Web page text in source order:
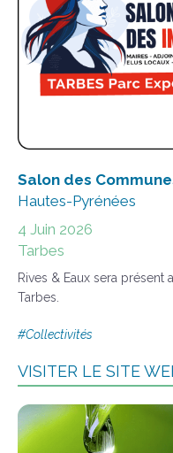
Salon des
Hautes-Pyrénées
4 Juin 2026
Tarbes
Rives & Eaux sera présent
Tarbes.
#Collectivités
VISITER LE SITE